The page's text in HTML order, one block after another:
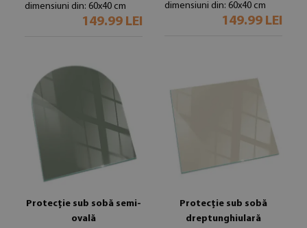
dimensiuni din: 60x40 cm
149.99 LEI
dimensiuni din: 60x40 cm
149.99 LEI
Protecție sub sobă semi-
ovală
Protecție sub sobă
dreptunghiulară